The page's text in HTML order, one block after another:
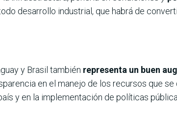
desarrollo industrial, que habrá de
y Brasil también representa un buen
en el manejo de los recursos que
y en la implementación de políticas